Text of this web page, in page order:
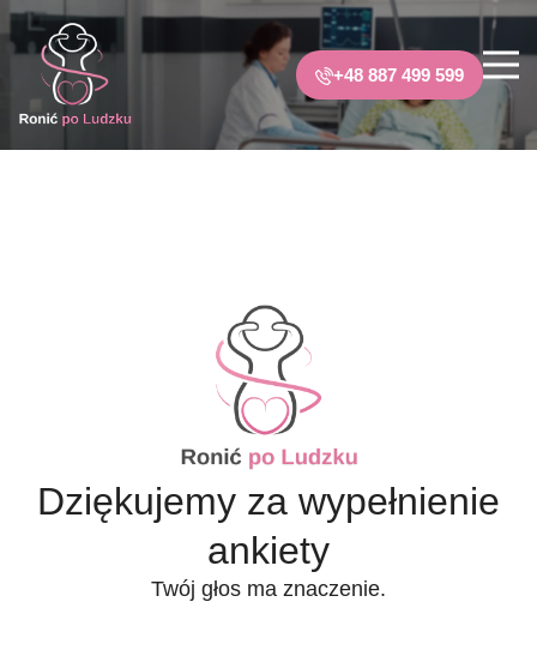
+48 887 499 599
Dziękujemy za wypełnienie
ankiety
Twój głos ma znaczenie.